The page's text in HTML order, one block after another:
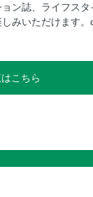
ン誌、ライフスタ
みいただけます。
こちら